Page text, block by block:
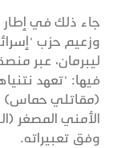
جاء ذلك في إطار
وزعيم حزب
ليبرمان، عبر
فيها: "تعهد
(مقاتلي حماس)
الأمني المصغر
وفق تعبيراته.